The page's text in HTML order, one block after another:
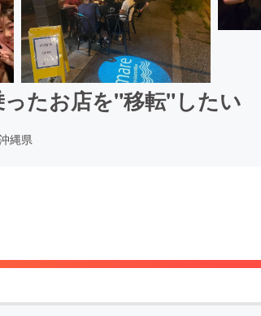
たお店を"移転"したい
縄県